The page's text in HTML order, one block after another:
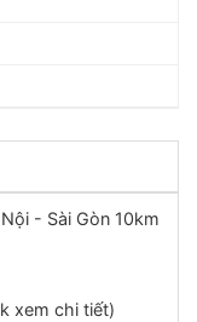
- Sài Gòn 10km
xem chi tiết)